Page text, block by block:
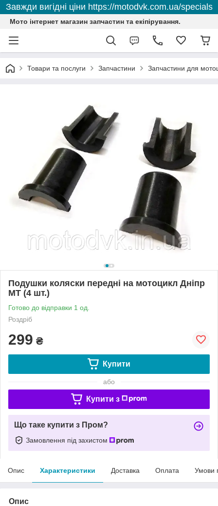
Завжди вигідні ціни https://motodvk.com.ua/specials
Мото інтернет магазин запчастин та екіпірування.
Товари та послуги Запчастини Запчастини для
Подушки коляски передні на мотоцикл Дніпр
МТ (4 шт.)
Готово до відправки 1 од.
Роздріб
299 ₴
Купити
або
Купити з
Що таке купити з Пром?
Замовлення під захистом
Опис Характеристики Доставка Оплата Умови
Опис